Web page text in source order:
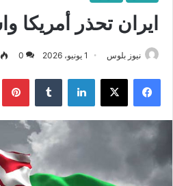
ايران تحذر أمريكا
نيوز بلوس 1 يونيو، 2026 0
فيسبوك X لينكدإن